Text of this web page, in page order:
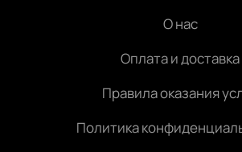
О нас
Оплата и доставка
Правила оказания
Политика